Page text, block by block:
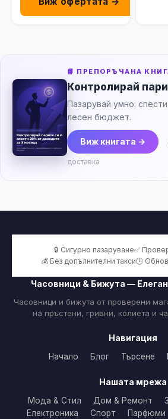
📘 ПРЕПОРЪЧАНА
Контролирай
Пазарувай умно:
лесен бюджет.
Виж книгата →
доставка
🔒 Сигурно пазаруване✅
💰 Без допълнителни такси🕒
Часовници & Бижута —
Часовници и бижута от проверени
на пръстени, гривни, колиета и
Навигация
Начало Блог Търсене
Нашата мрежа
Мода & Стил Дом & Ремонт
Електроника
Спорт Парфюми